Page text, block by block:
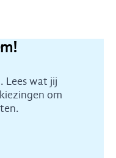
Lees wat jij
om